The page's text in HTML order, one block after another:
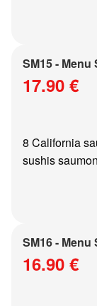
SM15 -
17.90 €
8 California
sushis
SM16 -
16.90 €